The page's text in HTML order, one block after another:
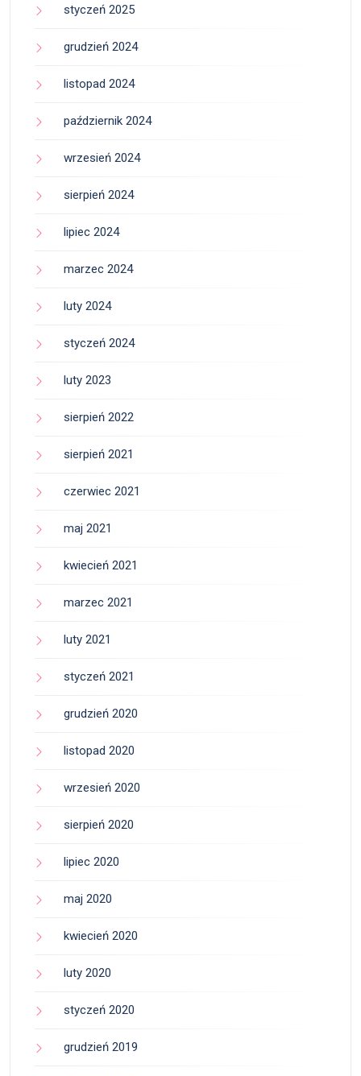
styczeń 2025
grudzień 2024
listopad 2024
październik 2024
wrzesień 2024
sierpień 2024
lipiec 2024
marzec 2024
luty 2024
styczeń 2024
luty 2023
sierpień 2022
sierpień 2021
czerwiec 2021
maj 2021
kwiecień 2021
marzec 2021
luty 2021
styczeń 2021
grudzień 2020
listopad 2020
wrzesień 2020
sierpień 2020
lipiec 2020
maj 2020
kwiecień 2020
luty 2020
styczeń 2020
grudzień 2019